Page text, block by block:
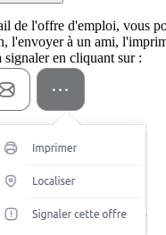
de l'offre d'emploi, vous
l'envoyer à un ami,
signaler en cliquant sur :